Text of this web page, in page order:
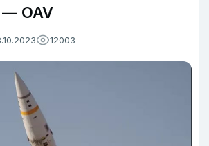
— OAV
12003